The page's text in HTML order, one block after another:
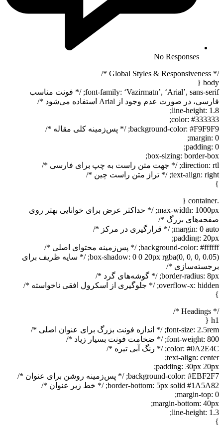
No Responses
/* Global Styles & Responsiveness */
body {
font-family: ‘Vazirmatn’, ‘Arial’, sans-serif; /* فونت مناسب
فارسی، در صورت عدم وجود از Arial استفاده می‌شود */
line-height: 1.8;
color: #333333;
background-color: #F9F9F9; /* پس‌زمینه کلی مقاله */
margin: 0;
padding: 0;
box-sizing: border-box;
direction: rtl; /* جهت متن راست به چپ برای فارسی */
text-align: right; /* تراز متن راست چین */
}
.container {
max-width: 1000px; /* حداکثر عرض برای خوانایی بهتر روی
صفحه‌های بزرگ */
margin: 0 auto; /* قرارگیری در مرکز */
padding: 20px;
background-color: #ffffff; /* پس‌زمینه محتوای اصلی */
box-shadow: 0 0 20px rgba(0, 0, 0, 0.05); /* سایه ظریف برای
برجسته‌سازی */
border-radius: 8px; /* گوشه‌های گرد */
overflow-x: hidden; /* جلوگیری از اسکرول افقی ناخواسته */
}
/* Headings */
h1 {
font-size: 2.5rem; /* اندازه فونت بزرگ برای عنوان اصلی */
font-weight: 800; /* ضخامت فونت بسیار زیاد */
color: #0A2E4C; /* رنگ آبی تیره */
text-align: center;
padding: 30px 20px;
background-color: #EBF2F7; /* پس‌زمینه روشن برای عنوان */
border-bottom: 5px solid #1A5A82; /* خط زیر عنوان */
margin-top: 0;
margin-bottom: 40px;
line-height: 1.3;
}